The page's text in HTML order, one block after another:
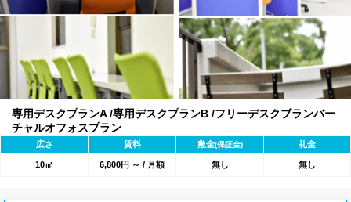
専用デスクプランA /専用デスクプランB /フリーデスクブランバー
チャルオフォスプラン
広さ 賃料 敷金(保証金) 礼金
10㎡ 6,800円 ～ / 月額 無し 無し